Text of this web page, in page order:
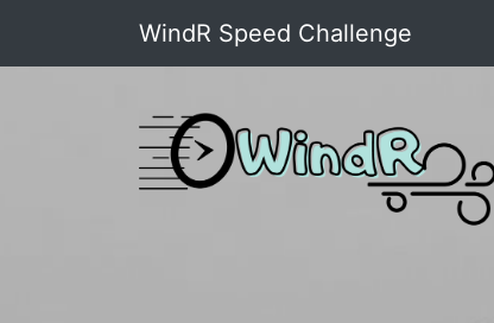
WindR Speed Challenge